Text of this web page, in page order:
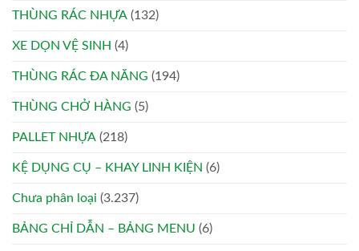
THÙNG RÁC NHỰA (132)
XE DỌN VỆ SINH (4)
THÙNG RÁC ĐA NĂNG (194)
THÙNG CHỞ HÀNG (5)
PALLET NHỰA (218)
KỆ DỤNG CỤ – KHAY LINH KIỆN (6)
Chưa phân loại (3.237)
BẢNG CHỈ DẪN – BẢNG MENU (6)